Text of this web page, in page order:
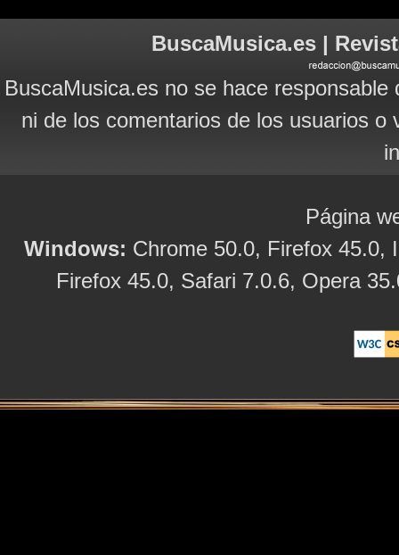
BuscaMusica.es |
BuscaMusica.es no se hace
ni de los comentarios de los usuarios
Página
Windows: Chrome 50.0, Firefox 45.0,
Firefox 45.0, Safari 7.0.6, Opera